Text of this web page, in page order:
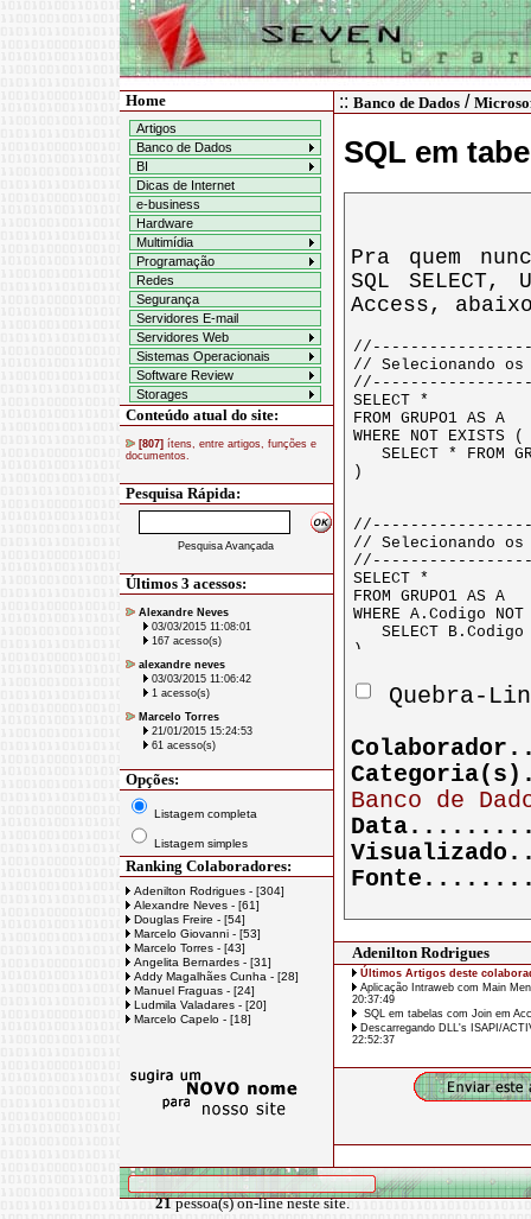
Home
Artigos
Banco de Dados
BI
Dicas de Internet
e-business
Hardware
Multimídia
Programação
Redes
Segurança
Servidores E-mail
Servidores Web
Sistemas Operacionais
Software Review
Storages
Conteúdo atual do site:
[807] ítens, entre artigos, funções e
documentos.
Pesquisa Rápida:
Pesquisa Avançada
Últimos 3 acessos:
Alexandre Neves
03/03/2015 11:08:01
167 acesso(s)
alexandre neves
03/03/2015 11:06:42
1 acesso(s)
Marcelo Torres
21/01/2015 15:24:53
61 acesso(s)
Opções:
Listagem completa
Listagem simples
Ranking Colaboradores:
Adenilton Rodrigues - [304]
Alexandre Neves - [61]
Douglas Freire - [54]
Marcelo Giovanni - [53]
Marcelo Torres - [43]
Angelita Bernardes - [31]
Addy Magalhães Cunha - [28]
Manuel Fraguas - [24]
Ludmila Valadares - [20]
Marcelo Capelo - [18]
:: Banco de Dados/
SQL em
Pra quem
SQL SELECT,
Access,
Quebra-
Banco de
Adenilton Rodrigues
Últimos Artigos deste
Aplicação Intraweb com Main
20:37:49
SQL em tabelas com Join em
Descarregando DLL's ISAPI/
22:52:37
21pessoa(s) on-line neste site.